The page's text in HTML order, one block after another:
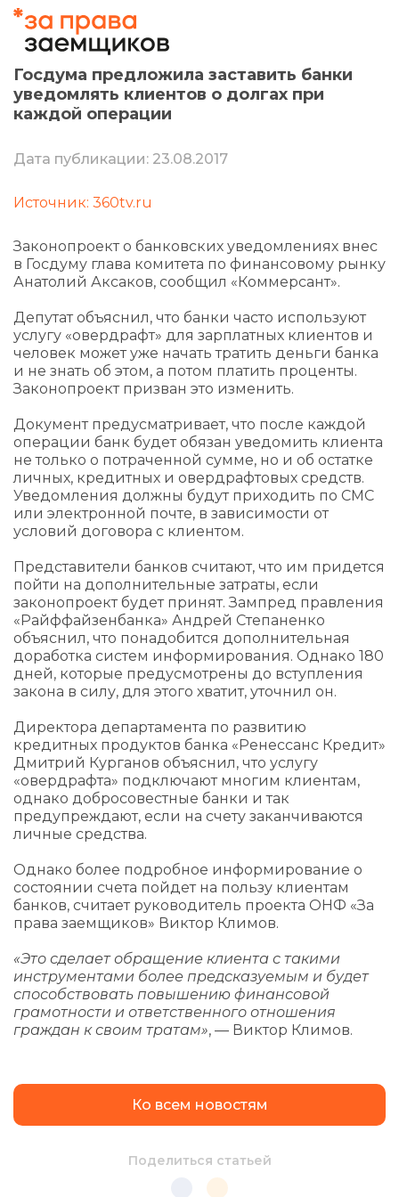
Госдума предложила заставить банки
уведомлять клиентов о долгах при
каждой операции
Дата публикации: 23.08.2017
Источник: 360tv.ru
Законопроект о банковских уведомлениях внес
в Госдуму глава комитета по финансовому рынку
Анатолий Аксаков, сообщил «Коммерсант».
Депутат объяснил, что банки часто используют
услугу «овердрафт» для зарплатных клиентов и
человек может уже начать тратить деньги банка
и не знать об этом, а потом платить проценты.
Законопроект призван это изменить.
Документ предусматривает, что после каждой
операции банк будет обязан уведомить клиента
не только о потраченной сумме, но и об остатке
личных, кредитных и овердрафтовых средств.
Уведомления должны будут приходить по СМС
или электронной почте, в зависимости от
условий договора с клиентом.
Представители банков считают, что им придется
пойти на дополнительные затраты, если
законопроект будет принят. Зампред правления
«Райффайзенбанка» Андрей Степаненко
объяснил, что понадобится дополнительная
доработка систем информирования. Однако 180
дней, которые предусмотрены до вступления
закона в силу, для этого хватит, уточнил он.
Директора департамента по развитию
кредитных продуктов банка «Ренессанс Кредит»
Дмитрий Курганов объяснил, что услугу
«овердрафта» подключают многим клиентам,
однако добросовестные банки и так
предупреждают, если на счету заканчиваются
личные средства.
Однако более подробное информирование о
состоянии счета пойдет на пользу клиентам
банков, считает руководитель проекта ОНФ «За
права заемщиков» Виктор Климов.
«Это сделает обращение клиента с такими
инструментами более предсказуемым и будет
способствовать повышению финансовой
грамотности и ответственного отношения
граждан к своим тратам», — Виктор Климов.
Ко всем новостям
Поделиться статьей